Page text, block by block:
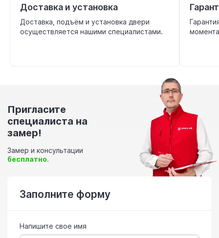
Доставка и установка
Доставка, подъём и установка двери
осуществляется нашими специалистами.
Пригласите
специалиста на
замер!
Замер и консультации
бесплатно.
Заполните форму
Напишите свое имя